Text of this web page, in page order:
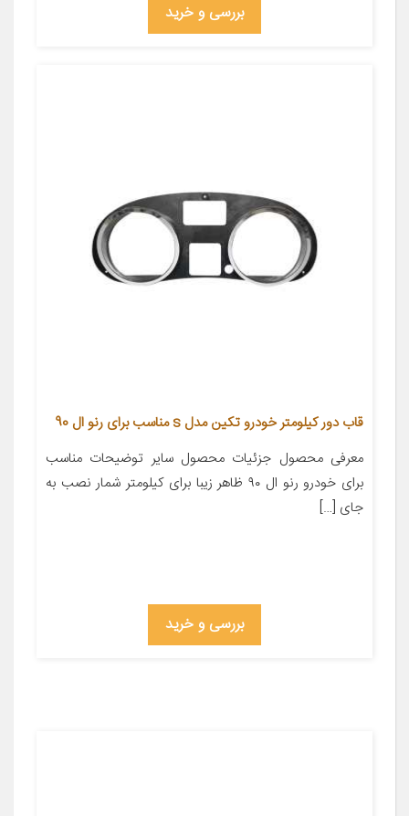
بررسی و خرید
قاب دور کیلومتر خودرو تکین مدل s مناسب برای رنو ال 90
معرفی محصول جزئیات محصول سایر توضیحات مناسب
برای خودرو رنو ال ۹۰ ظاهر زیبا برای کیلومتر شمار نصب به
جای […]
بررسی و خرید